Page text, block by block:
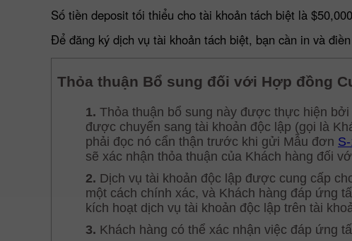
Số tiền deposit tối thiểu cho tài khoản tách biệt là
Để đăng ký dịch vụ tài khoản tách biệt, bạn cần in và